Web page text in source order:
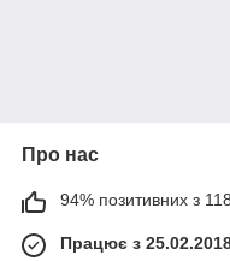
Про нас
94% позитивних з 118
Працює з